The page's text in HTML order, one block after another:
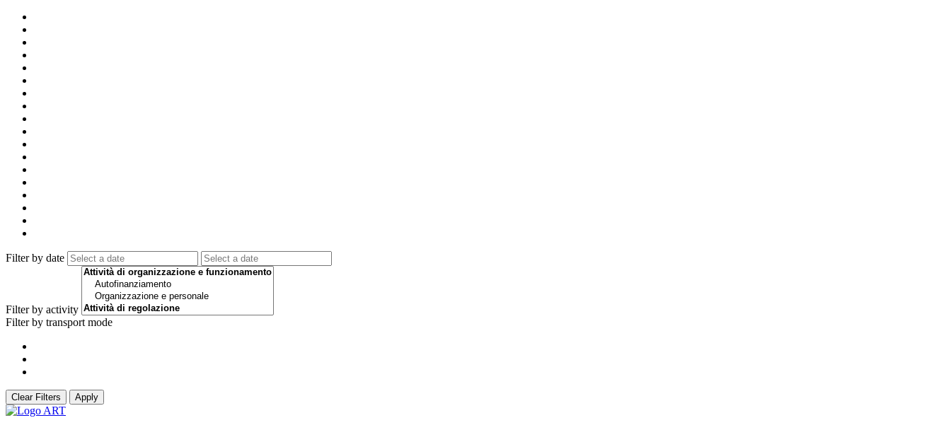
Filter by date
Filter by activity
Filter by transport mode
Clear Filters Apply